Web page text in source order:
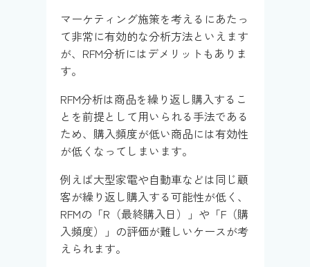
マーケティング施策を考えるにあたっ
て非常に有効的な分析方法といえます
が、RFM分析にはデメリットもありま
す。
RFM分析は商品を繰り返し購入するこ
とを前提として用いられる手法である
ため、購入頻度が低い商品には有効性
が低くなってしまいます。
例えば大型家電や自動車などは同じ顧
客が繰り返し購入する可能性が低く、
RFMの「R（最終購入日）」や「F（購
入頻度）」の評価が難しいケースが考
えられます。